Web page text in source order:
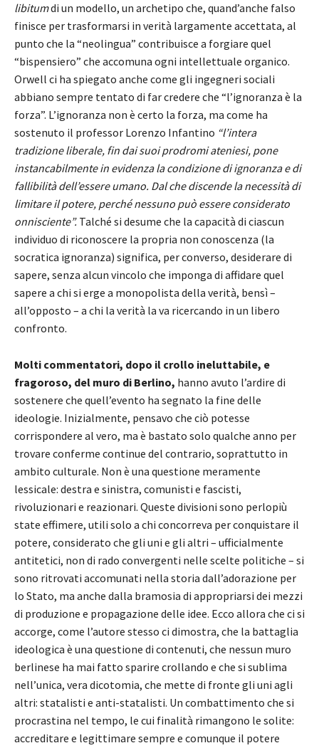
libitumdi un modello, un archetipo che, quand’anche falso
finisce per trasformarsi in verità largamente accettata, al
punto che la “neolingua” contribuisce a forgiare quel
“bispensiero” che accomuna ogni intellettuale organico.
Orwell ci ha spiegato anche come gli ingegneri sociali
abbiano sempre tentato di far credere che “l’ignoranza è la
forza”. L’ignoranza non è certo la forza, ma come ha
sostenuto il professor Lorenzo Infantino “l’intera
tradizione liberale, fin dai suoi prodromi ateniesi, pone
instancabilmente in evidenza la condizione di ignoranza e di
fallibilità dell’essere umano. Dal che discende la necessità di
limitare il potere, perché nessuno può essere considerato
onnisciente”. Talché si desume che la capacità di ciascun
individuo di riconoscere la propria non conoscenza (la
socratica ignoranza) significa, per converso, desiderare di
sapere, senza alcun vincolo che imponga di affidare quel
sapere a chi si erge a monopolista della verità, bensì –
all’opposto – a chi la verità la va ricercando in un libero
confronto.
Molti commentatori, dopo il crollo ineluttabile, e
fragoroso, del muro di Berlino, hanno avuto l’ardire di
sostenere che quell’evento ha segnato la fine delle
ideologie. Inizialmente, pensavo che ciò potesse
corrispondere al vero, ma è bastato solo qualche anno per
trovare conferme continue del contrario, soprattutto in
ambito culturale. Non è una questione meramente
lessicale: destra e sinistra, comunisti e fascisti,
rivoluzionari e reazionari. Queste divisioni sono perlopiù
state effimere, utili solo a chi concorreva per conquistare il
potere, considerato che gli uni e gli altri – ufficialmente
antitetici, non di rado convergenti nelle scelte politiche – si
sono ritrovati accomunati nella storia dall’adorazione per
lo Stato, ma anche dalla bramosia di appropriarsi dei mezzi
di produzione e propagazione delle idee. Ecco allora che ci si
accorge, come l’autore stesso ci dimostra, che la battaglia
ideologica è una questione di contenuti, che nessun muro
berlinese ha mai fatto sparire crollando e che si sublima
nell’unica, vera dicotomia, che mette di fronte gli uni agli
altri: statalisti e anti-statalisti. Un combattimento che si
procrastina nel tempo, le cui finalità rimangono le solite:
accreditare e legittimare sempre e comunque il potere